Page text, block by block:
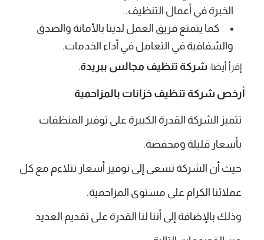
الخبرة في أعمال التنظيف.
كما يتمتع فريق العمل لدينا بالأمانة والصدق
والشفافية في التعامل في أداء الخدمات.
إقرأ أيضا: شركة تنظيف مجالس ببريدة.
أرخص شركة تنظيف خزانات بالمزاحمية
تتميز الشركة القدرة الكبيرة على توفير المنظفات
بأسعار قليلة ومخفضة.
حيث أن الشركة تسعى إلى توفير أسعار تتلاءم مع كل
عملائنا الكرام على مستوى المزاحمية.
وذلك بالإضافة إلى أننا لنا القدرة على تقديم العديد